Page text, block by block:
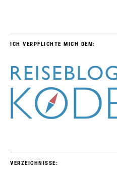
ICH VERPFLICHTE MICH DEM:
VERZEICHNISSE: